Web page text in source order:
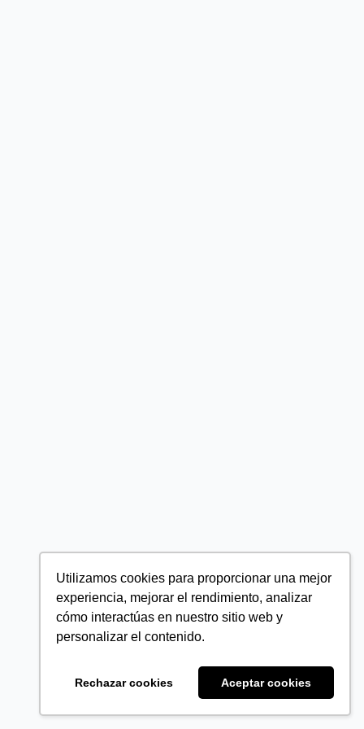
Utilizamos cookies para proporcionar una mejor
experiencia, mejorar el rendimiento, analizar
cómo interactúas en nuestro sitio web y
personalizar el contenido.
Rechazar cookies Aceptar cookies